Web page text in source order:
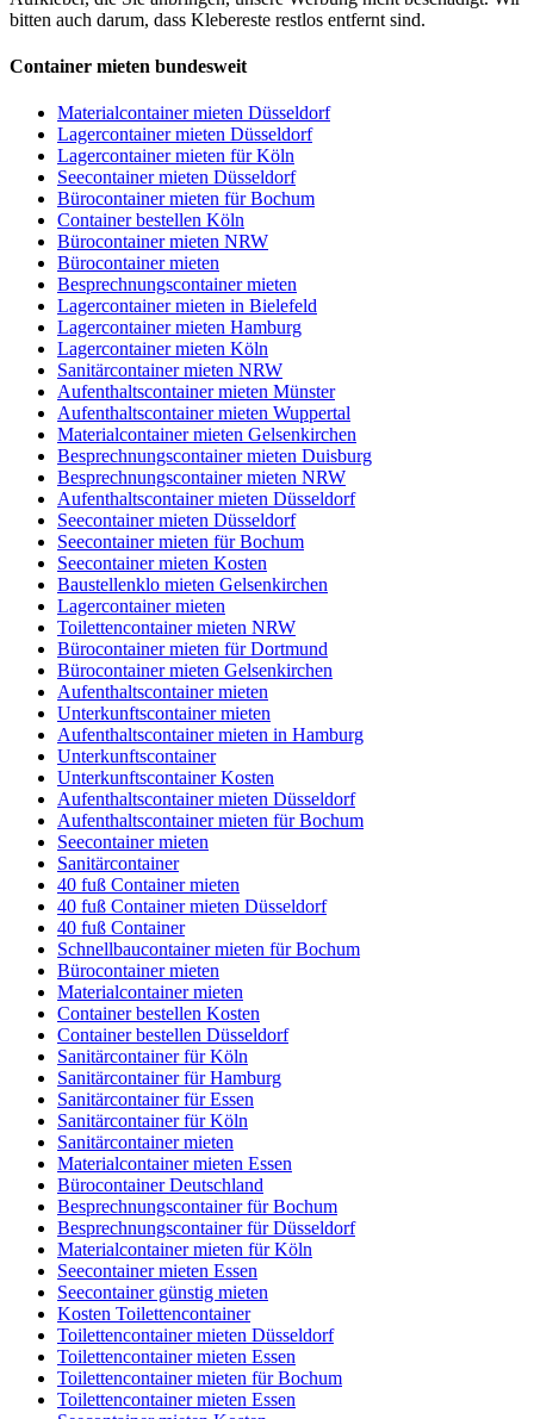
bitten auch darum, dass Klebereste restlos entfernt sind.
Container mieten bundesweit
Materialcontainer mieten Düsseldorf
Lagercontainer mieten Düsseldorf
Lagercontainer mieten für Köln
Seecontainer mieten Düsseldorf
Bürocontainer mieten für Bochum
Container bestellen Köln
Bürocontainer mieten NRW
Bürocontainer mieten
Besprechnungscontainer mieten
Lagercontainer mieten in Bielefeld
Lagercontainer mieten Hamburg
Lagercontainer mieten Köln
Sanitärcontainer mieten NRW
Aufenthaltscontainer mieten Münster
Aufenthaltscontainer mieten Wuppertal
Materialcontainer mieten Gelsenkirchen
Besprechnungscontainer mieten Duisburg
Besprechnungscontainer mieten NRW
Aufenthaltscontainer mieten Düsseldorf
Seecontainer mieten Düsseldorf
Seecontainer mieten für Bochum
Seecontainer mieten Kosten
Baustellenklo mieten Gelsenkirchen
Lagercontainer mieten
Toilettencontainer mieten NRW
Bürocontainer mieten für Dortmund
Bürocontainer mieten Gelsenkirchen
Aufenthaltscontainer mieten
Unterkunftscontainer mieten
Aufenthaltscontainer mieten in Hamburg
Unterkunftscontainer
Unterkunftscontainer Kosten
Aufenthaltscontainer mieten Düsseldorf
Aufenthaltscontainer mieten für Bochum
Seecontainer mieten
Sanitärcontainer
40 fuß Container mieten
40 fuß Container mieten Düsseldorf
40 fuß Container
Schnellbaucontainer mieten für Bochum
Bürocontainer mieten
Materialcontainer mieten
Container bestellen Kosten
Container bestellen Düsseldorf
Sanitärcontainer für Köln
Sanitärcontainer für Hamburg
Sanitärcontainer für Essen
Sanitärcontainer für Köln
Sanitärcontainer mieten
Materialcontainer mieten Essen
Bürocontainer Deutschland
Besprechnungscontainer für Bochum
Besprechnungscontainer für Düsseldorf
Materialcontainer mieten für Köln
Seecontainer mieten Essen
Seecontainer günstig mieten
Kosten Toilettencontainer
Toilettencontainer mieten Düsseldorf
Toilettencontainer mieten Essen
Toilettencontainer mieten für Bochum
Toilettencontainer mieten Essen